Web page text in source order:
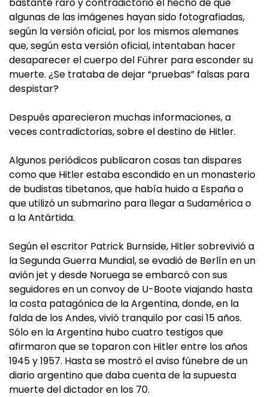
algunas de las imágenes hayan sido fotografiadas,
según la versión oficial, por los mismos alemanes
que, según esta versión oficial, intentaban hacer
desaparecer el cuerpo del Führer para esconder su
muerte. ¿Se trataba de dejar “pruebas” falsas para
despistar?
Después aparecieron muchas informaciones, a
veces contradictorias, sobre el destino de Hitler.
Algunos periódicos publicaron cosas tan dispares
como que Hitler estaba escondido en un monasterio
de budistas tibetanos, que había huido a España o
que utilizó un submarino para llegar a Sudamérica o
a la Antártida.
Según el escritor Patrick Burnside, Hitler sobrevivió a
la Segunda Guerra Mundial, se evadió de Berlín en un
avión jet y desde Noruega se embarcó con sus
seguidores en un convoy de U-Boote viajando hasta
la costa patagónica de la Argentina, donde, en la
falda de los Andes, vivió tranquilo por casi 15 años.
Sólo en la Argentina hubo cuatro testigos que
afirmaron que se toparon con Hitler entre los años
1945 y 1957. Hasta se mostró el aviso fúnebre de un
diario argentino que daba cuenta de la supuesta
muerte del dictador en los 70.